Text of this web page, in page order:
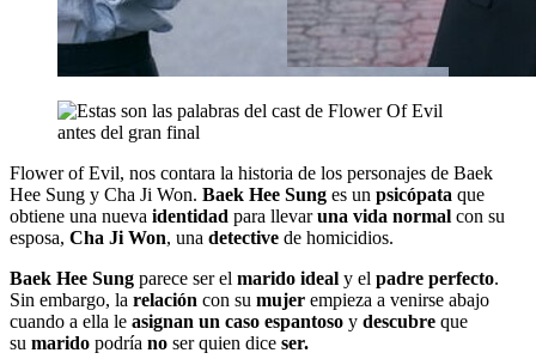
Flower of Evil, nos contara la historia de los personajes de Baek
Hee Sung y Cha Ji Won. Baek Hee Sung es un psicópata que
obtiene una nueva identidad para llevaruna vida normal con su
esposa, Cha Ji Won, una detective de homicidios.
Baek Hee Sung parece ser el marido ideal y el padre perfecto.
Sin embargo, la relación con su mujer empieza a venirse abajo
cuando a ella le asignan un caso espantoso y descubre que
su marido podría no ser quien dice ser.